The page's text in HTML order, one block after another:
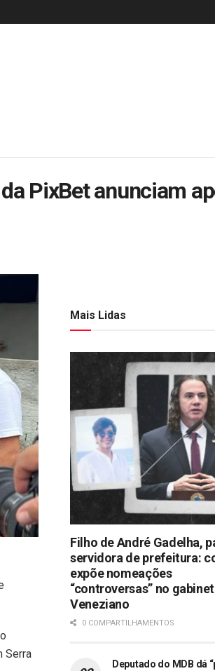
PixBet anunciam
Serra
Mais Lidas
Filho de André Gadelha,
servidora de prefeitura:
expõe nomeações
“controversas” no
Veneziano
0 COMPARTILHAMENTOS
Deputado do MDB dá